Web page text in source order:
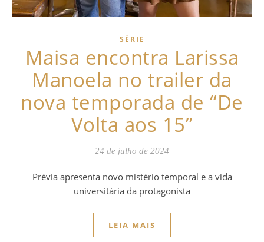
SÉRIE
Maisa encontra Larissa
Manoela no trailer da
nova temporada de “De
Volta aos 15”
24 de julho de 2024
Prévia apresenta novo mistério temporal e a vida
universitária da protagonista
LEIA MAIS